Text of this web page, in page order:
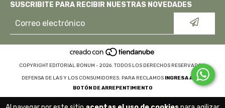
SUSCRIBITE PARA RECIBIR NUESTRAS NOVEDADES
COPYRIGHT EDITORIAL BONUM - 2026. TODOS LOS DERECHOS RESERVADOS.
DEFENSA DE LAS Y LOS CONSUMIDORES. PARA RECLAMOS INGRESA AQUÍ.
BOTÓN DE ARREPENTIMIENTO